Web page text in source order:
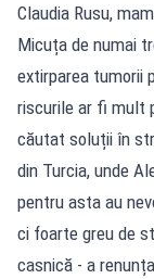
Claudia Rusu,
Micuța de numai
extirparea tumorii
riscurile ar fi mult
căutat soluții în
din Turcia, unde
pentru asta au
ci foarte greu de
casnică - a